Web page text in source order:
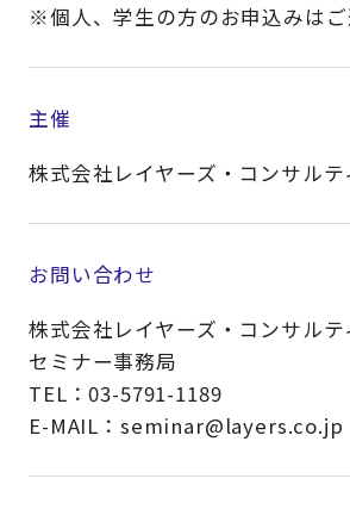
※個人、学生の方のお申込みはご
主催
株式会社レイヤーズ・コンサルテ
お問い合わせ
株式会社レイヤーズ・コンサ
セミナー事務局
TEL：03-5791-1189
E-MAIL：seminar@layers.co.jp